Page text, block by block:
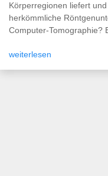
Körperregionen liefert
herkömmliche
Computer-Tomographie?
weiterlesen